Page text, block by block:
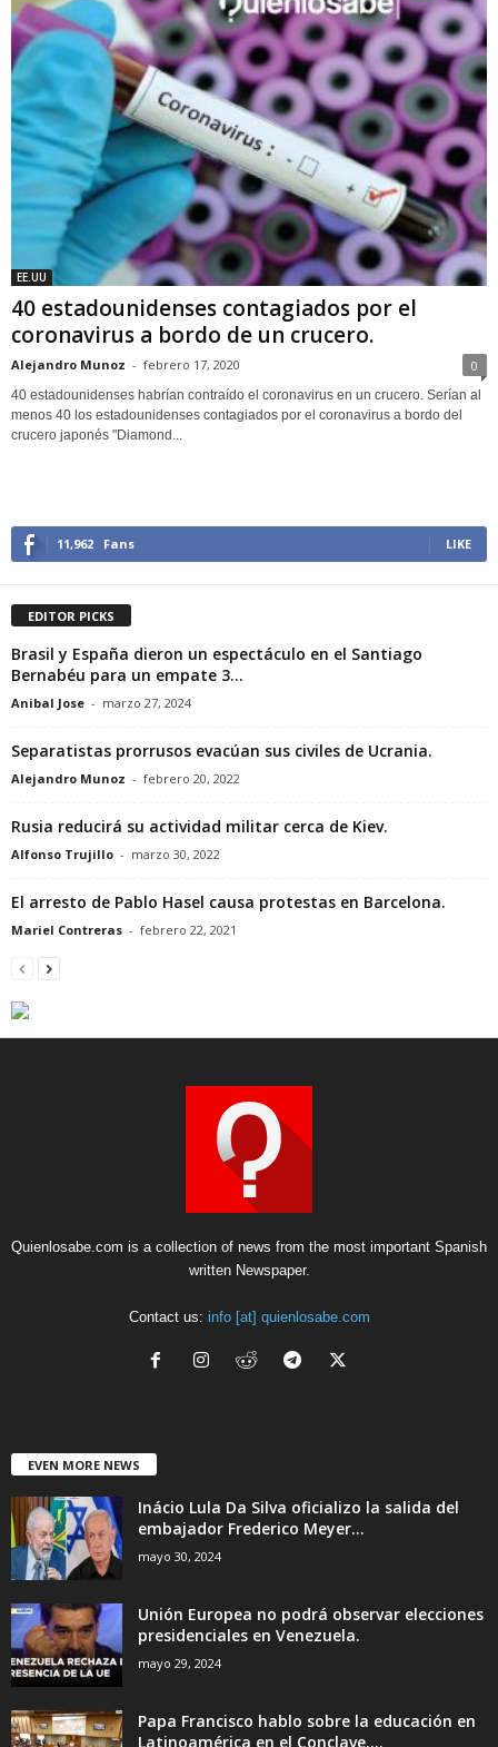
EE.UU
40 estadounidenses contagiados por el
coronavirus a bordo de un crucero.
Alejandro Munoz - febrero 17, 2020 0
40 estadounidenses habrían contraído el coronavirus en un crucero. Serían al
menos 40 los estadounidenses contagiados por el coronavirus a bordo del
crucero japonés "Diamond...
11,962 Fans LIKE
EDITOR PICKS
Brasil y España dieron un espectáculo en el Santiago
Bernabéu para un empate 3...
Anibal Jose - marzo 27, 2024
Separatistas prorrusos evacúan sus civiles de Ucrania.
Alejandro Munoz - febrero 20, 2022
Rusia reducirá su actividad militar cerca de Kiev.
Alfonso Trujillo - marzo 30, 2022
El arresto de Pablo Hasel causa protestas en Barcelona.
Mariel Contreras - febrero 22, 2021
Quienlosabe.com is a collection of news from the most important Spanish
written Newspaper.
Contact us: info [at] quienlosabe.com
EVEN MORE NEWS
Inácio Lula Da Silva oficializo la salida del
embajador Frederico Meyer...
mayo 30, 2024
Unión Europea no podrá observar elecciones
presidenciales en Venezuela.
mayo 29, 2024
Papa Francisco hablo sobre la educación en
Latinoamérica en el Conclave....